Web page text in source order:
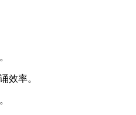
效率。